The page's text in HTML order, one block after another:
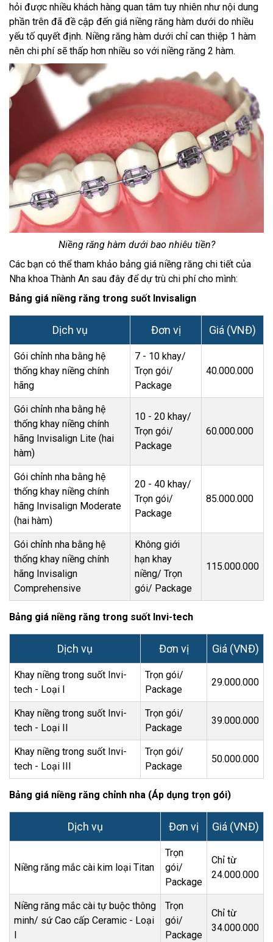
hỏi được nhiều khách hàng quan tâm tuy nhiên như nội dung
phần trên đã đề cập đến giá niềng răng hàm dưới do nhiều
yếu tố quyết định. Niềng răng hàm dưới chỉ can thiệp 1 hàm
nên chi phí sẽ thấp hơn nhiều so với niềng răng 2 hàm.
Niềng răng hàm dưới bao nhiêu tiền?
Các bạn có thể tham khảo bảng giá niềng răng chi tiết của
Nha khoa Thành An sau đây để dự trù chi phí cho mình:
Bảng giá niềng răng trong suốt Invisalign
Dịch vụ Đơn vị Giá (VNĐ)
Gói chỉnh nha bằng hệ
thống khay niềng chính
hãng
7 - 10 khay/
Trọn gói/
Package
40.000.000
Gói chỉnh nha bằng hệ
thống khay niềng chính
hãng Invisalign Lite (hai
hàm)
10 - 20 khay/
Trọn gói/
Package
60.000.000
Gói chỉnh nha bằng hệ
thống khay niềng chính
hãng Invisalign Moderate
(hai hàm)
20 - 40 khay/
Trọn gói/
Package
85.000.000
Gói chỉnh nha bằng hệ
thống khay niềng chính
hãng Invisalign
Comprehensive
Không giới
hạn khay
niềng/ Trọn
gói/ Package
115.000.000
Bảng giá niềng răng trong suốt Invi-tech
Dịch vụ Đơn vị Giá (VNĐ)
Khay niềng trong suốt Invi-
tech - Loại I
Trọn gói/
Package
29.000.000
Khay niềng trong suốt Invi-
tech - Loại II
Trọn gói/
Package
39.000.000
Khay niềng trong suốt Invi-
tech - Loại III
Trọn gói/
Package
50.000.000
Bảng giá niềng răng chỉnh nha (Áp dụng trọn gói)
Dịch vụ Đơn vị Giá (VNĐ)
Niềng răng mắc cài kim loại Titan
Trọn
gói/
Package
Chỉ từ
24.000.000
Niềng răng mắc cài tự buộc thông
minh/ sứ Cao cấp Ceramic - Loại
Trọn
gói/
Package
Chỉ từ
34.000.000